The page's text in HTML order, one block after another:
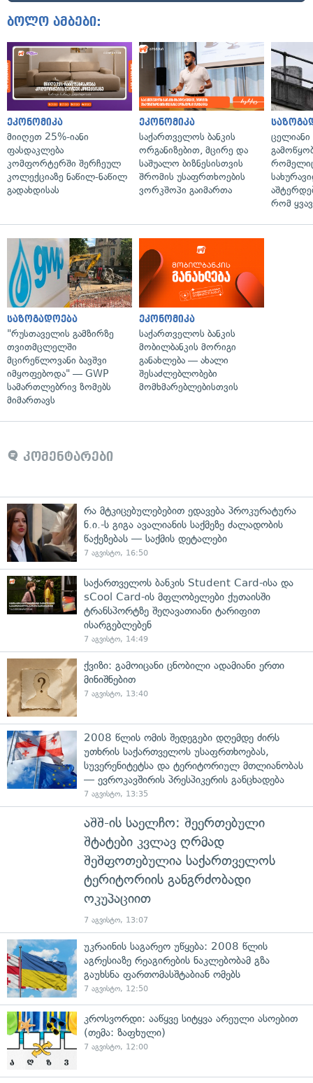
ბოლო ამბები:
ეკონომიკა
მიიღეთ 25%-იანი
ფასდაკლება
კომფორტერში შერჩეულ
კოლექციაზე ნაწილ-ნაწილ
გადახდისას
ეკონომიკა
საქართველოს ბანკის
ორგანიზებით, მცირე და
საშუალო ბიზნესისთვის
შრომის უსაფრთხოების
ვორკშოპი გაიმართა
რომელიც
რომ
საზოგადოება
"რუსთაველის გამზირზე
თვითმცლელში
მცირეწლოვანი ბავშვი
იმყოფებოდა" — GWP
სამართლებრივ ზომებს
მიმართავს
ეკონომიკა
საქართველოს ბანკის
მობილბანკის მორიგი
განახლება — ახალი
შესაძლებლობები
მომხმარებლებისთვის
კომენტარები
რა მტკიცებულებებით ედავება პროკურატურა
ნ.ი.-ს გიგა ავალიანის საქმეზე ძალადობის
წაქეზებას — საქმის დეტალები
7 აგვისტო, 16:50
საქართველოს ბანკის Student Card-ისა და
sCool Card-ის მფლობელები ქუთაისში
ტრანსპორტზე შეღავათიანი ტარიფით
ისარგებლებენ
7 აგვისტო, 14:49
ქვიზი: გამოიცანი ცნობილი ადამიანი ერთი
მინიშნებით
7 აგვისტო, 13:40
2008 წლის ომის შედეგები დღემდე ძირს
უთხრის საქართველოს უსაფრთხოებას,
სუვერენიტეტსა და ტერიტორიულ მთლიანობას
— ევროკავშირის პრესპიკერის განცხადება
7 აგვისტო, 13:35
აშშ-ის საელჩო: შეერთებული
შტატები კვლავ ღრმად
შეშფოთებულია საქართველოს
ტერიტორიის განგრძობადი
ოკუპაციით
7 აგვისტო, 13:07
უკრაინის საგარეო უწყება: 2008 წლის
აგრესიაზე რეაგირების ნაკლებობამ გზა
გაუხსნა ფართომასშტაბიან ომებს
7 აგვისტო, 12:50
კროსვორდი: ააწყვე სიტყვა არეული ასოებით
(თემა: ზაფხული)
7 აგვისტო, 12:00